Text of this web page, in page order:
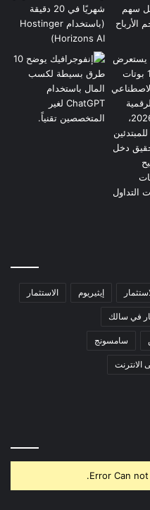
إيثيريوم الاستثمار
في سالك
سامسونج
Error Can